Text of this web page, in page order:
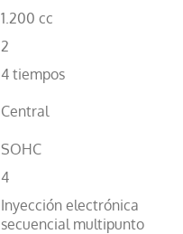
1.200 cc
2
4 tiempos
Central
SOHC
4
Inyección electrónica
secuencial multipunto